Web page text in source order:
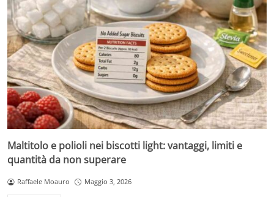
Maltitolo e polioli nei biscotti light: vantaggi, limiti e
quantità da non superare
Raffaele Moauro Maggio 3, 2026